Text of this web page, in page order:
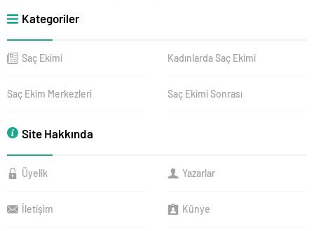
Kategoriler
Saç Ekimi Kadınlarda Saç Ekimi
Saç Ekim Merkezleri Saç Ekimi Sonrası
Site Hakkında
Üyelik Yazarlar
İletişim Künye